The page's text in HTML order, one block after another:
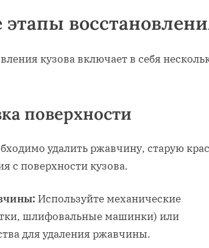
кузова включает в себя
поверхности
удалить ржавчину‚ старую
с поверхности кузова.
Используйте механические
шлифовальные машинки) или
для удаления ржавчины.